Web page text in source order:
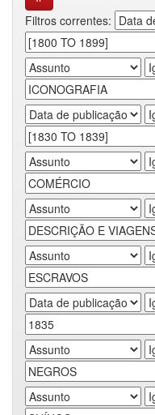
Filtros correntes: